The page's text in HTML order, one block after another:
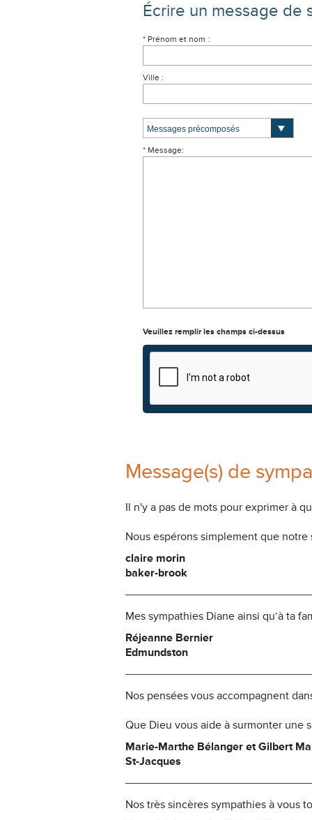
Écrire un message de
* Prénom et nom :
Ville :
* Message:
Veuillez remplir les champs ci-dessus
Message(s) de
Il n'y a pas de mots pour exprimer à
Nous espérons simplement que
claire morin
baker-brook
Mes sympathies Diane ainsi qu’à ta
Réjeanne Bernier
Edmundston
Nos pensées vous accompagnent
Que Dieu vous aide à surmonter une
Marie-Marthe Bélanger et Gilbert
St-Jacques
Nos très sincères sympathies à vous